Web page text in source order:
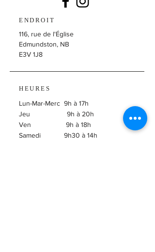
ENDROIT
116, rue de l'Église
Edmundston, NB
E3V 1J8
HEURES
Lun-Mar-Merc 9h à 17h
Jeu 9h à 20h
Ven 9h à 18h
Samedi 9h30 à 14h